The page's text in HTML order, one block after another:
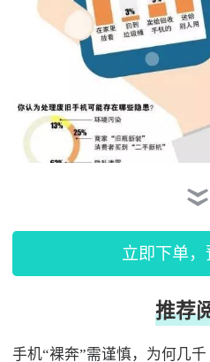
随着移动和通信技术的更新换
期。中国信息通信研究院公布
立即下单
手机“裸奔”需谨慎，为何几千